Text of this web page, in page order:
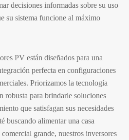
decisiones informadas sobre su uso
su sistema funcione al máximo
PV están diseñados para una
perfecta en configuraciones
Priorizamos la tecnología
robusta para brindarle soluciones
que satisfagan sus necesidades
buscando alimentar una casa
grande, nuestros inversores